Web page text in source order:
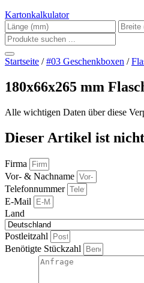
Kartonkalkulator
Startseite /#03 Geschenkboxen /
180x66x265 mm
Alle wichtigen Daten über diese
Dieser Artikel ist
Firma
Vor- & Nachname
Telefonnummer
E-Mail
Land
Postleitzahl
Benötigte Stückzahl